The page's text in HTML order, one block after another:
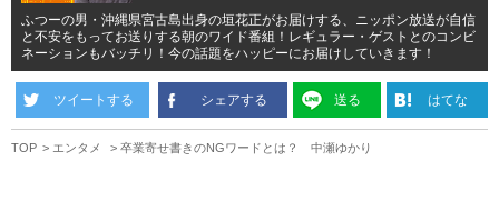
ふつーの男・沖縄県宮古島出身の垣花正がお届けする、ニッポン放送が自信
と不安をもってお送りする朝のワイド番組！レギュラー・ゲストとのコンビ
ネーションもバッチリ！今の話題をハッピーにお届けしていきます！
ツイートする シェアする 送る はてな
TOP エンタメ 卒業寄せ書きのNGワードとは？ 中瀬ゆかり